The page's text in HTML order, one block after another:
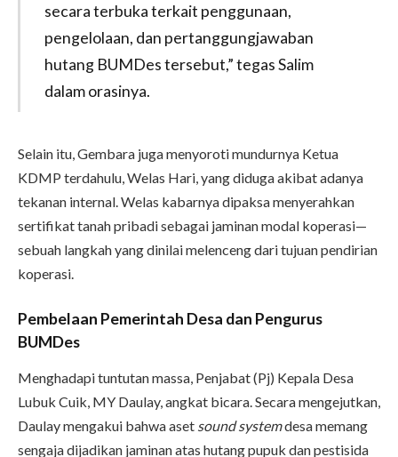
secara terbuka terkait penggunaan,
pengelolaan, dan pertanggungjawaban
hutang BUMDes tersebut,” tegas Salim
dalam orasinya.
Selain itu, Gembara juga menyoroti mundurnya Ketua
KDMP terdahulu, Welas Hari, yang diduga akibat adanya
tekanan internal. Welas kabarnya dipaksa menyerahkan
sertifikat tanah pribadi sebagai jaminan modal koperasi—
sebuah langkah yang dinilai melenceng dari tujuan pendirian
koperasi.
Pembelaan Pemerintah Desa dan Pengurus
BUMDes
Menghadapi tuntutan massa, Penjabat (Pj) Kepala Desa
Lubuk Cuik, MY Daulay, angkat bicara. Secara mengejutkan,
Daulay mengakui bahwa aset sound systemdesa memang
sengaja dijadikan jaminan atas hutang pupuk dan pestisida